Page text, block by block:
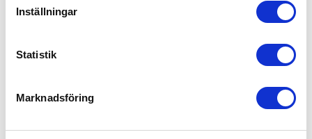
Inställningar
Statistik
Marknadsföring